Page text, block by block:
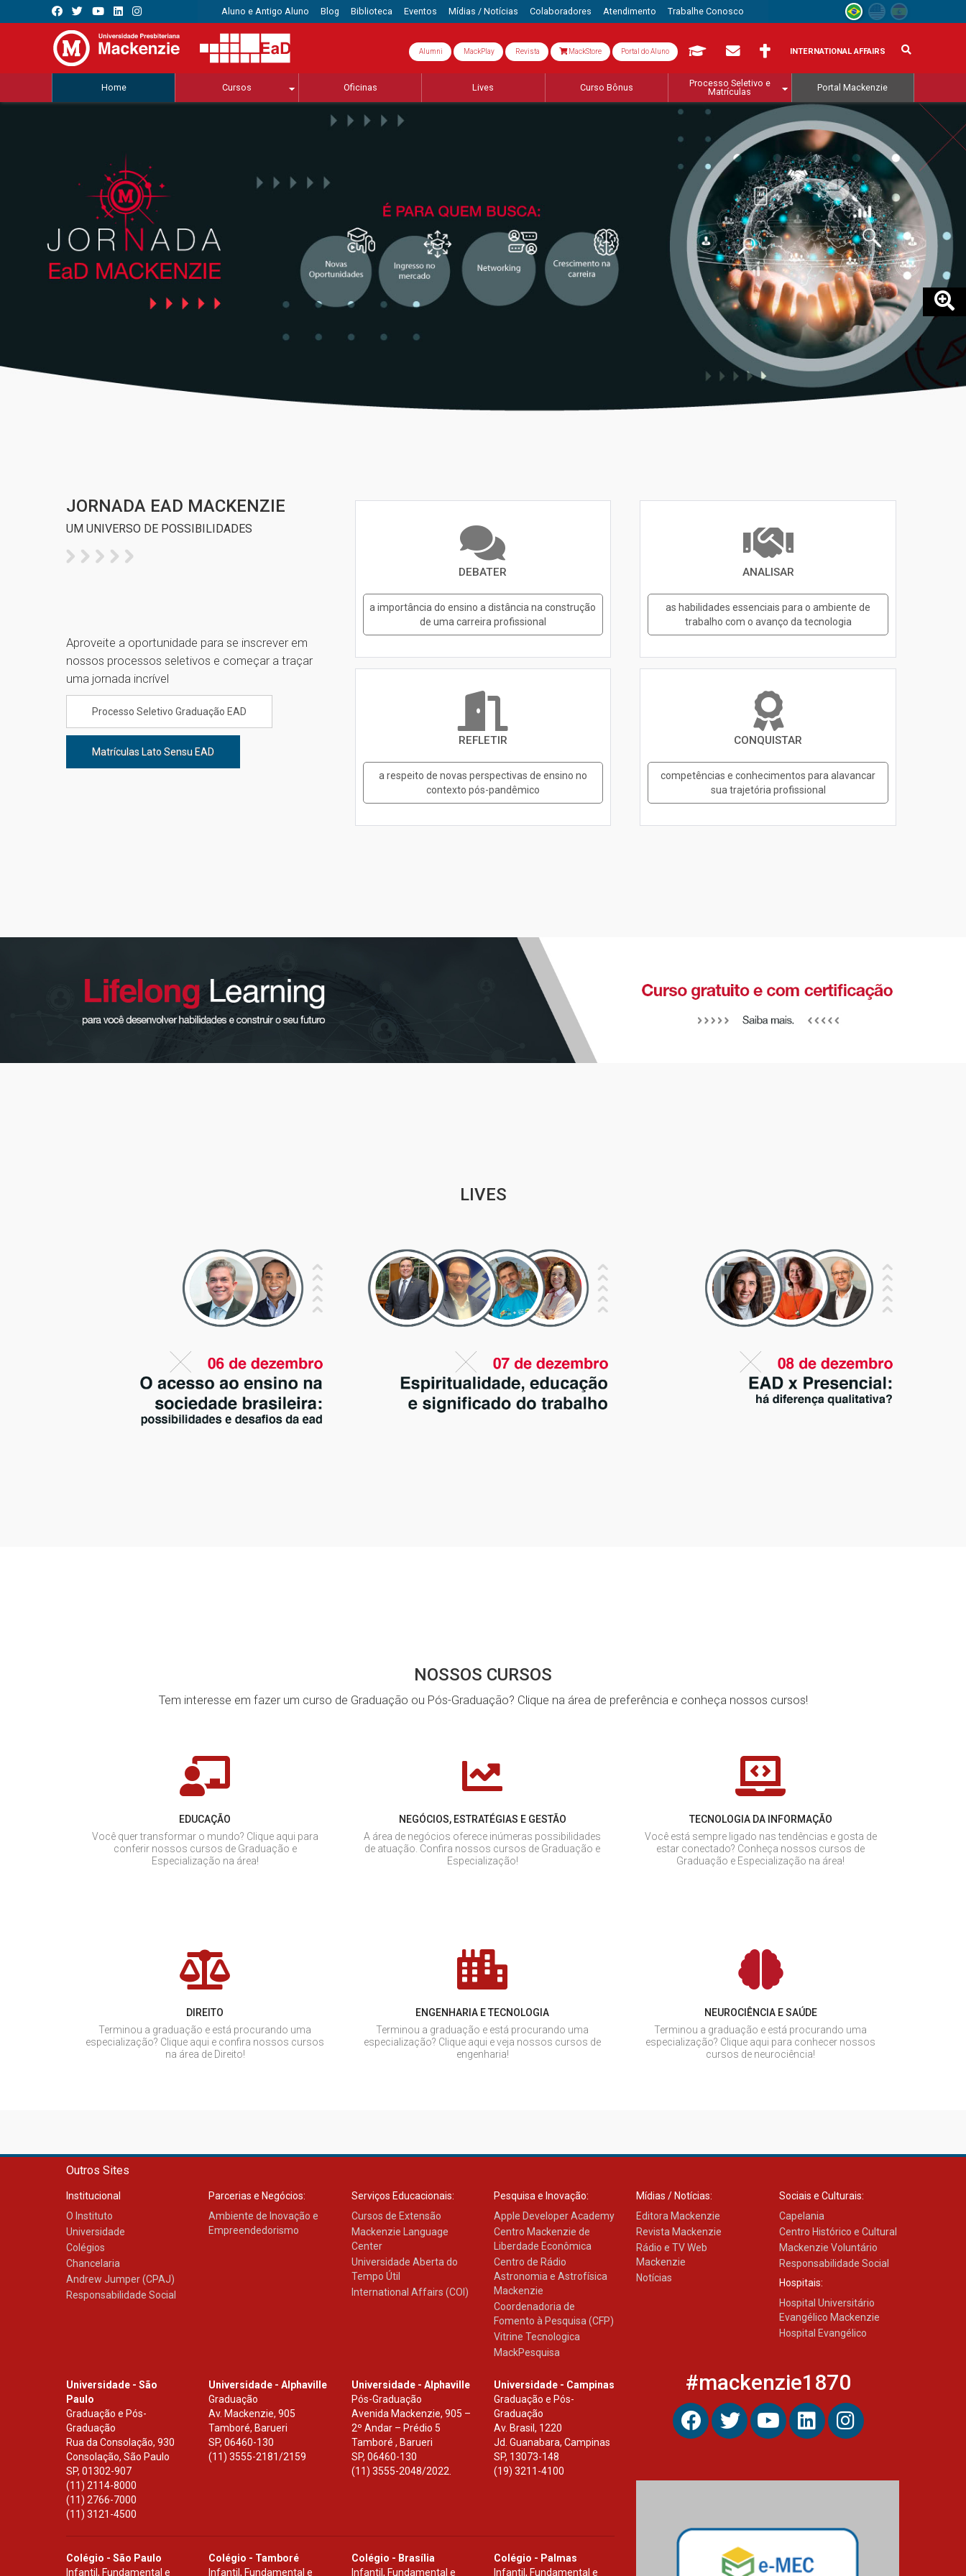
Aluno e Antigo Aluno Blog Biblioteca Eventos Mídias / Notícias Colaboradores Atendimento Trabalhe Conosco
Alumni MackPlay Revista MackStore Portal do Aluno INTERNATIONAL AFFAIRS
Home Cursos Oficinas Lives Curso Bônus
Processo Seletivo e
Matrículas
Portal Mackenzie
JORNADA EAD MACKENZIE
UM UNIVERSO DE POSSIBILIDADES
Aproveite a oportunidade para se inscrever em
nossos processos seletivos e começar a traçar
uma jornada incrível
Processo Seletivo Graduação EAD
Matrículas Lato Sensu EAD
DEBATER
a importância do ensino a distância na construção
de uma carreira profissional
REFLETIR
a respeito de novas perspectivas de ensino no
contexto pós-pandêmico
ANALISAR
as habilidades essenciais para o ambiente de
trabalho com o avanço da tecnologia
CONQUISTAR
competências e conhecimentos para alavancar
sua trajetória profissional
LIVES
NOSSOS CURSOS
Tem interesse em fazer um curso de Graduação ou Pós-Graduação? Clique na área de preferência e conheça nossos cursos!
EDUCAÇÃO
Você quer transformar o mundo? Clique aqui para
conferir nossos cursos de Graduação e
Especialização na área!
NEGÓCIOS, ESTRATÉGIAS E GESTÃO
A área de negócios oferece inúmeras possibilidades
de atuação. Confira nossos cursos de Graduação e
Especialização!
TECNOLOGIA DA INFORMAÇÃO
Você está sempre ligado nas tendências e gosta de
estar conectado? Conheça nossos cursos de
Graduação e Especialização na área!
DIREITO
Terminou a graduação e está procurando uma
especialização? Clique aqui e confira nossos cursos
na área de Direito!
ENGENHARIA E TECNOLOGIA
Terminou a graduação e está procurando uma
especialização? Clique aqui e veja nossos cursos de
engenharia!
NEUROCIÊNCIA E SAÚDE
Terminou a graduação e está procurando uma
especialização? Clique aqui para conhecer nossos
cursos de neurociência!
Outros Sites
Institucional
O Instituto
Universidade
Colégios
Chancelaria
Andrew Jumper (CPAJ)
Responsabilidade Social
Parcerias e Negócios:
Ambiente de Inovação e
Empreendedorismo
Serviços Educacionais:
Cursos de Extensão
Mackenzie Language
Center
Universidade Aberta do
Tempo Útil
International Affairs (COI)
Pesquisa e Inovação:
Apple Developer Academy
Centro Mackenzie de
Liberdade Econômica
Centro de Rádio
Astronomia e Astrofísica
Mackenzie
Coordenadoria de
Fomento à Pesquisa (CFP)
Vitrine Tecnologica
MackPesquisa
Mídias / Notícias:
Editora Mackenzie
Revista Mackenzie
Rádio e TV Web
Mackenzie
Notícias
Sociais e Culturais:
Capelania
Centro Histórico e Cultural
Mackenzie Voluntário
Responsabilidade Social
Hospitais:
Hospital Universitário
Evangélico Mackenzie
Hospital Evangélico
Universidade - São
Paulo
Graduação e Pós-
Graduação
Rua da Consolação, 930
Consolação, São Paulo
SP, 01302-907
(11) 2114-8000
(11) 2766-7000
(11) 3121-4500
Universidade - Alphaville
Graduação
Av. Mackenzie, 905
Tamboré, Barueri
SP,06460-130
(11) 3555-2181/2159
Universidade - Alphaville
Pós-Graduação
Avenida Mackenzie, 905 –
2º Andar – Prédio 5
Tamboré , Barueri
SP, 06460-130
(11) 3555-2048/2022.
Universidade - Campinas
Graduação e Pós-
Graduação
Av. Brasil, 1220
Jd. Guanabara, Campinas
SP, 13073-148
(19) 3211-4100
Colégio - São Paulo
Infantil, Fundamental e
Colégio - Tamboré
Infantil, Fundamental e
Colégio - Brasília
Infantil, Fundamental e
Colégio - Palmas
Infantil, Fundamental e
#mackenzie1870